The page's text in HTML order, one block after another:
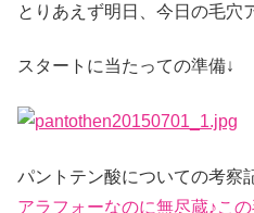
とりあえず明日、今日の毛穴
スタートに当たっての準備↓
パントテン酸についての考察
アラフォーなのに無尽蔵♪こ